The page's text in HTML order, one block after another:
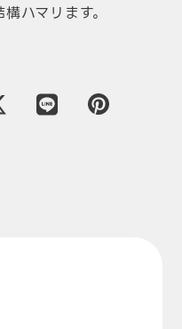
ハマリます。